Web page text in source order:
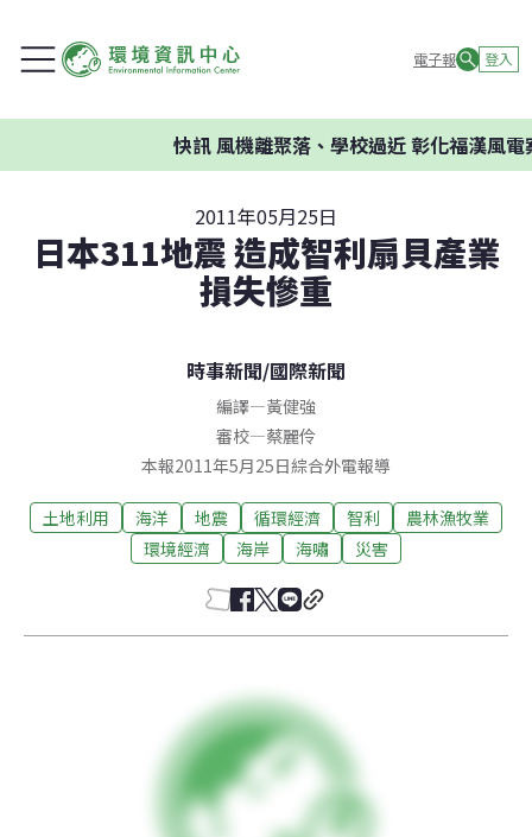
電子報 登入
快訊風機離聚落、學校過近 彰化福漢風電
2011年05月25日
日本311地震 造成智利扇貝產業
損失慘重
時事新聞/國際新聞
編譯—黃健強
審校—蔡麗伶
本報2011年5月25日綜合外電報導
土地利用 海洋 地震 循環經濟 智利
農林漁牧業
環境經濟
海岸 海嘯 災害